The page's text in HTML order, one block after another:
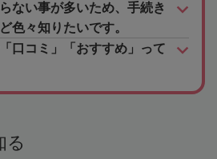
ない事が多いため、手続き
色々知りたいです。
口コミ」「おすすめ」って
る